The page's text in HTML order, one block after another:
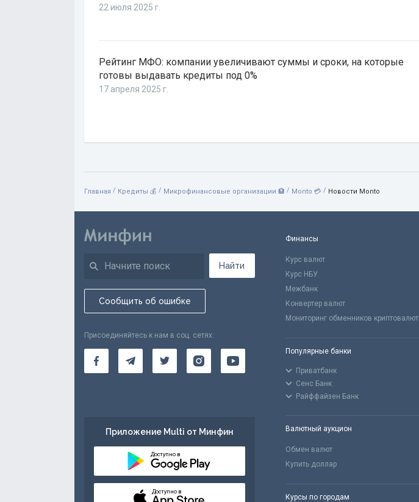
22 июля 2025 г.
Рейтинг МФО: компании увеличивают суммы и сроки, на которые
готовы выдавать кредиты под 0%
17 апреля 2025 г.
Главная / Кредиты 💰 / Микрофинансовые организации 🏦 / Monto 💳 / Новости Monto
Найти
Сообщить об ошибке
Присоединяйтесь к нам в соц. сетях:
Приложение Multi от Минфин
Доступно в
Доступно в
Финансы
Курс валют
Курс НБУ
Межбанк
Конвертер валют
Мониторинг обменников криптовалют
Популярные банки
Приватбанк
Сенс Банк
Райффайзен Банк
Валютный аукцион
Обмен валют
Купить доллар
Курсы по городам